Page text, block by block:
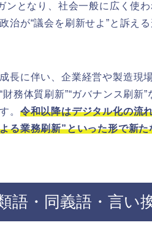
ンとなり、社会一般に広く使
治が“議会を刷新せよ”と訴え
長に伴い、企業経営や製造現
務体質刷新”“ガバナンス刷新
。 令和以降はデジタル化の流
る業務刷新”といった形で新
語・同義語・言い